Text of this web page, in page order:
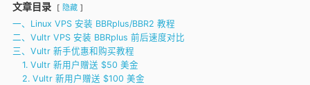
文章目录 隐藏
一、Linux VPS 安装 BBRplus/BBR2 教程
二、Vultr VPS 安装 BBRplus 前后速度对比
三、Vultr 新手优惠和购买教程
1. Vultr 新用户赠送 $50 美金
2. Vultr 新用户赠送 $100 美金